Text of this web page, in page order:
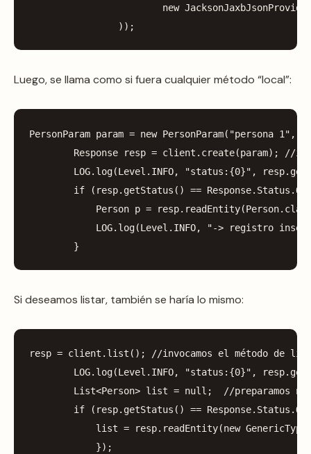
new
));
Luego, se llama como si fuera cualquier método “local”:
PersonParam param = new PersonParam( "persona 1" ,
Response
resp = client . create(param);
//
LOG. log(Level . INFO, "status:{0}" , resp.
if
( resp. getStatus () == Response. Status .OK
Person p = resp. readEntity(Person.
LOG. log(Level . INFO,
"-> registro
}
Si deseamos listar, también se haría lo mismo:
resp = client . list ();
//invocamos el método de
LOG. log(Level . INFO, "status:{0}" , resp.
List<Person> list = null ;
//preparamos
if
( resp. getStatus () == Response. Status .OK
list = resp. readEntity(new GenericType
});